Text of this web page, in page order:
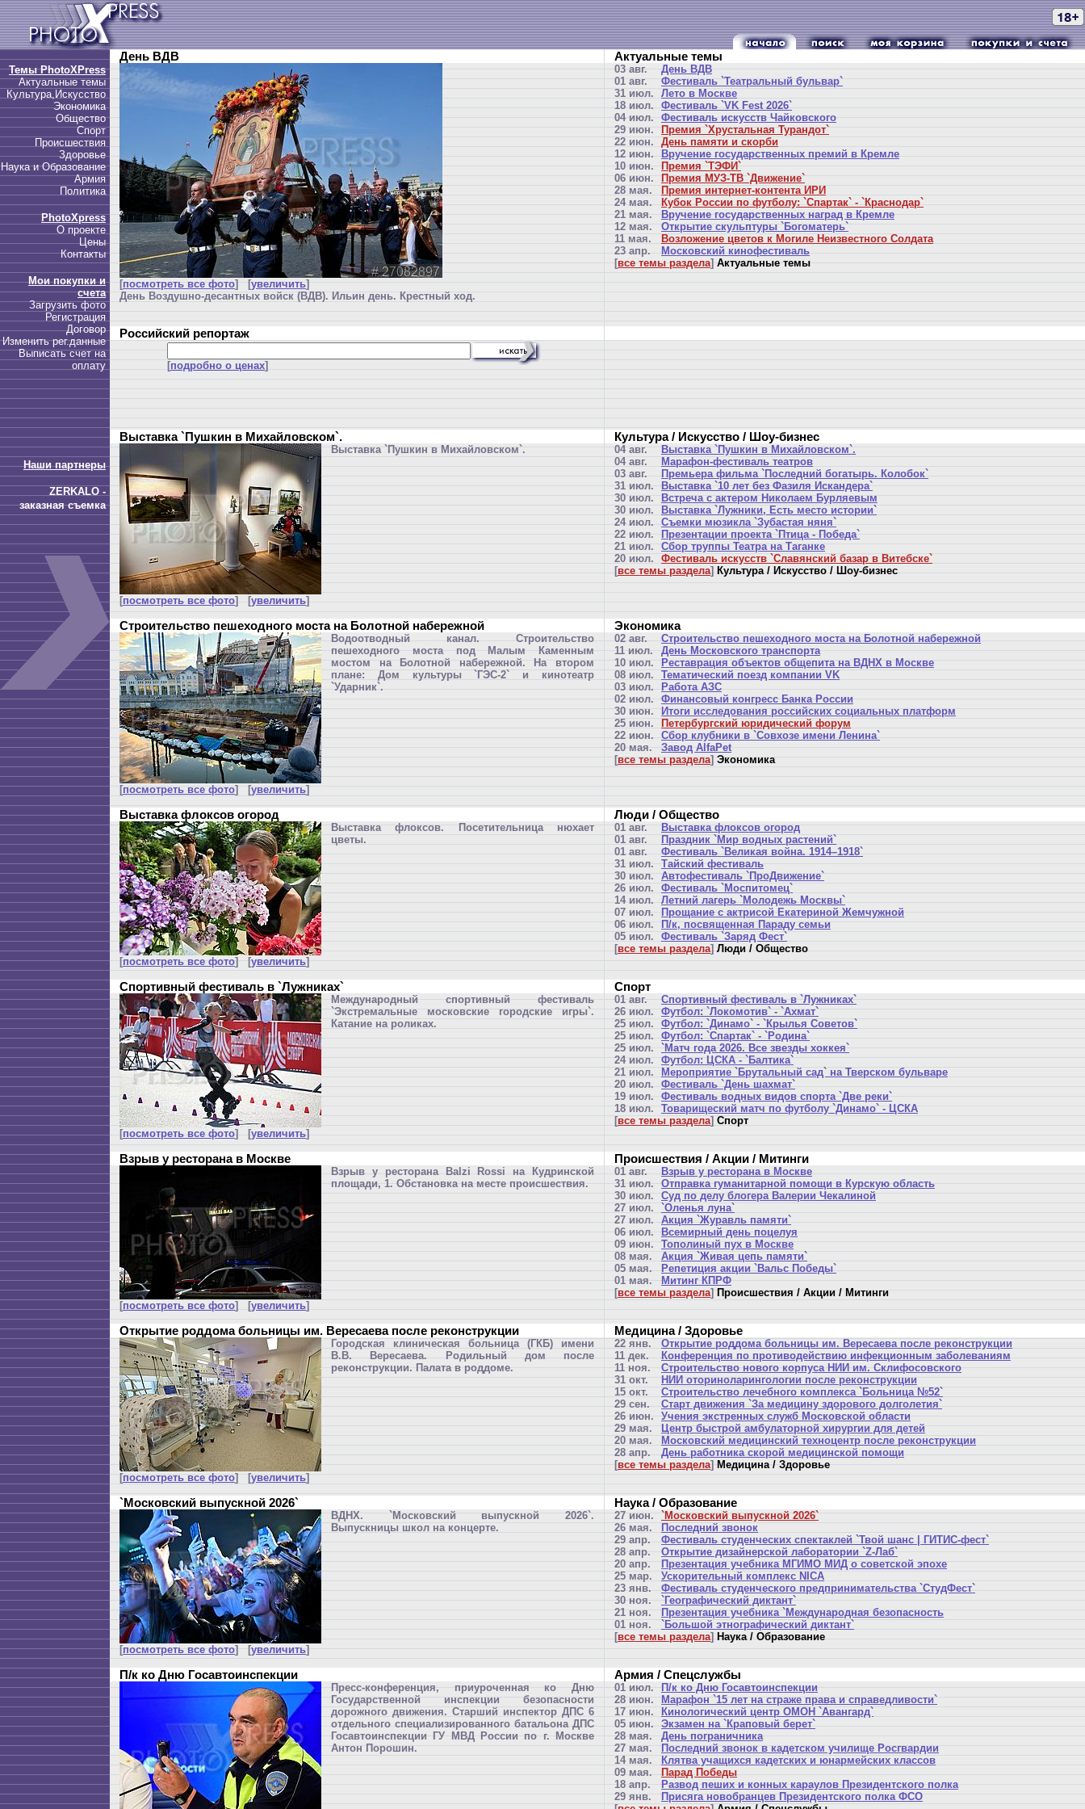
Темы PhotoXPress
Актуальные темы
Культура,Искусство
Экономика
Общество
Спорт
Происшествия
Здоровье
Наука и Образование
Армия
Политика
PhotoXpress
О проекте
Цены
Контакты
Мои покупки и
счета
Загрузить фото
Регистрация
Договор
Изменить рег.данные
Выписать счет на
оплату
Наши партнеры
ZERKALO -
заказная съемка
День ВДВ Актуальные темы
[посмотреть все фото] [увеличить]
День Воздушно-десантных войск (ВДВ). Ильин день. Крестный ход.
03 авг.
День ВДВ
01 авг.
Фестиваль `Театральный бульвар`
31 июл.
Лето в Москве
18 июл.
Фестиваль `VK Fest 2026`
04 июл.
Фестиваль искусств Чайковского
29 июн.
Премия `Хрустальная Турандот`
22 июн.
День памяти и скорби
12 июн.
Вручение государственных премий в Кремле
10 июн.
Премия `ТЭФИ`
06 июн.
Премия МУЗ-ТВ `Движение`
28 мая.
Премия интернет-контента ИРИ
24 мая.
Кубок России по футболу: `Спартак` - `Краснодар`
21 мая.
Вручение государственных наград в Кремле
12 мая.
Открытие скульптуры `Богоматерь`
11 мая.
Возложение цветов к Могиле Неизвестного Солдата
23 апр.
Московский кинофестиваль
[все темы раздела] Актуальные темы
Российский репортаж
[подробно о ценах]
Выставка `Пушкин в Михайловском`. Культура / Искусство / Шоу-бизнес
Выставка `Пушкин в Михайловском`.
[посмотреть все фото] [увеличить]
04 авг.
Выставка `Пушкин в Михайловском`.
04 авг.
Марафон-фестиваль театров
03 авг.
Премьера фильма `Последний богатырь. Колобок`
31 июл.
Выставка `10 лет без Фазиля Искандера`
30 июл.
Встреча с актером Николаем Бурляевым
30 июл.
Выставка `Лужники, Есть место истории`
24 июл.
Съемки мюзикла `Зубастая няня`
22 июл.
Презентации проекта `Птица - Победа`
21 июл.
Сбор труппы Театра на Таганке
20 июл.
Фестиваль искусств `Славянский базар в Витебске`
[все темы раздела] Культура / Искусство / Шоу-бизнес
Строительство пешеходного моста на Болотной набережной Экономика
Водоотводный канал. Строительство
пешеходного моста под Малым Каменным
мостом на Болотной набережной. На втором
плане: Дом культуры `ГЭС-2` и кинотеатр
`Ударник`.
[посмотреть все фото] [увеличить]
02 авг.
Строительство пешеходного моста на Болотной набережной
11 июл.
День Московского транспорта
10 июл.
Реставрация объектов общепита на ВДНХ в Москве
08 июл.
Тематический поезд компании VK
03 июл.
Работа АЗС
02 июл.
Финансовый конгресс Банка России
30 июн.
Итоги исследования российских социальных платформ
25 июн.
Петербургский юридический форум
22 июн.
Сбор клубники в `Совхозе имени Ленина`
20 мая.
Завод AlfaPet
[все темы раздела] Экономика
Выставка флоксов огород Люди / Общество
Выставка флоксов. Посетительница нюхает
цветы.
[посмотреть все фото] [увеличить]
01 авг.
Выставка флоксов огород
01 авг.
Праздник `Мир водных растений`
01 авг.
Фестиваль `Великая война. 1914–1918`
31 июл.
Тайский фестиваль
30 июл.
Автофестиваль `ПроДвижение`
26 июл.
Фестиваль `Моспитомец`
14 июл.
Летний лагерь `Молодежь Москвы`
07 июл.
Прощание с актрисой Екатериной Жемчужной
06 июл.
П/к, посвященная Параду семьи
05 июл.
Фестиваль `Заряд Фест`
[все темы раздела] Люди / Общество
Спортивный фестиваль в `Лужниках` Спорт
Международный спортивный фестиваль
`Экстремальные московские городские игры`.
Катание на роликах.
[посмотреть все фото] [увеличить]
01 авг.
Спортивный фестиваль в `Лужниках`
26 июл.
Футбол: `Локомотив` - `Ахмат`
25 июл.
Футбол: `Динамо` - `Крылья Советов`
25 июл.
Футбол: `Спартак` - `Родина`
25 июл.
`Матч года 2026. Все звезды хоккея`
24 июл.
Футбол: ЦСКА - `Балтика`
21 июл.
Мероприятие `Брутальный сад` на Тверском бульваре
20 июл.
Фестиваль `День шахмат`
19 июл.
Фестиваль водных видов спорта `Две реки`
18 июл.
Товарищеский матч по футболу `Динамо` - ЦСКА
[все темы раздела] Спорт
Взрыв у ресторана в Москве Происшествия / Акции / Митинги
Взрыв у ресторана Balzi Rossi на Кудринской
площади, 1. Обстановка на месте происшествия.
[посмотреть все фото] [увеличить]
01 авг.
Взрыв у ресторана в Москве
31 июл.
Отправка гуманитарной помощи в Курскую область
30 июл.
Суд по делу блогера Валерии Чекалиной
27 июл.
`Оленья луна`
27 июл.
Акция `Журавль памяти`
06 июл.
Всемирный день поцелуя
09 июн.
Тополиный пух в Москве
08 мая.
Акция `Живая цепь памяти`
05 мая.
Репетиция акции `Вальс Победы`
01 мая.
Митинг КПРФ
[все темы раздела] Происшествия / Акции / Митинги
Открытие роддома больницы им. Вересаева после реконструкции Медицина / Здоровье
Городская клиническая больница (ГКБ) имени
В.В. Вересаева. Родильный дом после
реконструкции. Палата в роддоме.
[посмотреть все фото] [увеличить]
22 янв.
Открытие роддома больницы им. Вересаева после реконструкции
11 дек.
Конференция по противодействию инфекционным заболеваниям
11 ноя.
Строительство нового корпуса НИИ им. Склифосовского
31 окт.
НИИ оториноларингологии после реконструкции
15 окт.
Строительство лечебного комплекса `Больница №52`
29 сен.
Старт движения `За медицину здорового долголетия`
26 июн.
Учения экстренных служб Московской области
29 мая.
Центр быстрой амбулаторной хирургии для детей
20 мая.
Московский медицинский техноцентр после реконструкции
28 апр.
День работника скорой медицинской помощи
[все темы раздела] Медицина / Здоровье
`Московский выпускной 2026` Наука / Образование
ВДНХ. `Московский выпускной 2026`.
Выпускницы школ на концерте.
[посмотреть все фото] [увеличить]
27 июн.
`Московский выпускной 2026`
26 мая.
Последний звонок
29 апр.
Фестиваль студенческих спектаклей `Твой шанс | ГИТИС-фест`
28 апр.
Открытие дизайнерской лаборатории `Z-Лаб`
20 апр.
Презентация учебника МГИМО МИД о советской эпохе
25 мар.
Ускорительный комплекс NICA
23 янв.
Фестиваль студенческого предпринимательства `СтудФест`
30 ноя.
`Географический диктант`
21 ноя.
Презентация учебника `Международная безопасность
01 ноя.
`Большой этнографический диктант`
[все темы раздела] Наука / Образование
П/к ко Дню Госавтоинспекции Армия / Спецслужбы
Пресс-конференция, приуроченная ко Дню
Государственной инспекции безопасности
дорожного движения. Старший инспектор ДПС 6
отдельного специализированного батальона ДПС
Госавтоинспекции ГУ МВД России по г. Москве
Антон Порошин.
01 июл.
П/к ко Дню Госавтоинспекции
28 июн.
Марафон `15 лет на страже права и справедливости`
17 июн.
Кинологический центр ОМОН `Авангард`
05 июн.
Экзамен на `Краповый берет`
28 мая.
День пограничника
27 мая.
Последний звонок в кадетском училище Росгвардии
14 мая.
Клятва учащихся кадетских и юнармейских классов
09 мая.
Парад Победы
18 апр.
Развод пеших и конных караулов Президентского полка
29 янв.
Присяга новобранцев Президентского полка ФСО